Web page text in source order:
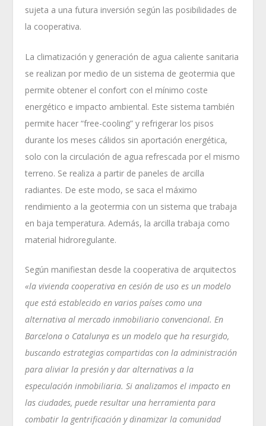
sujeta a una futura inversión según las posibilidades de
la cooperativa.
La climatización y generación de agua caliente sanitaria
se realizan por medio de un sistema de geotermia que
permite obtener el confort con el mínimo coste
energético e impacto ambiental. Este sistema también
permite hacer “free-cooling” y refrigerar los pisos
durante los meses cálidos sin aportación energética,
solo con la circulación de agua refrescada por el mismo
terreno. Se realiza a partir de paneles de arcilla
radiantes. De este modo, se saca el máximo
rendimiento a la geotermia con un sistema que trabaja
en baja temperatura. Además, la arcilla trabaja como
material hidroregulante.
Según manifiestan desde la cooperativa de arquitectos
«la vivienda cooperativa en cesión de uso es un modelo
que está establecido en varios países como una
alternativa al mercado inmobiliario convencional. En
Barcelona o Catalunya es un modelo que ha resurgido,
buscando estrategias compartidas con la administración
para aliviar la presión y dar alternativas a la
especulación inmobiliaria. Si analizamos el impacto en
las ciudades, puede resultar una herramienta para
combatir la gentrificación y dinamizar la comunidad